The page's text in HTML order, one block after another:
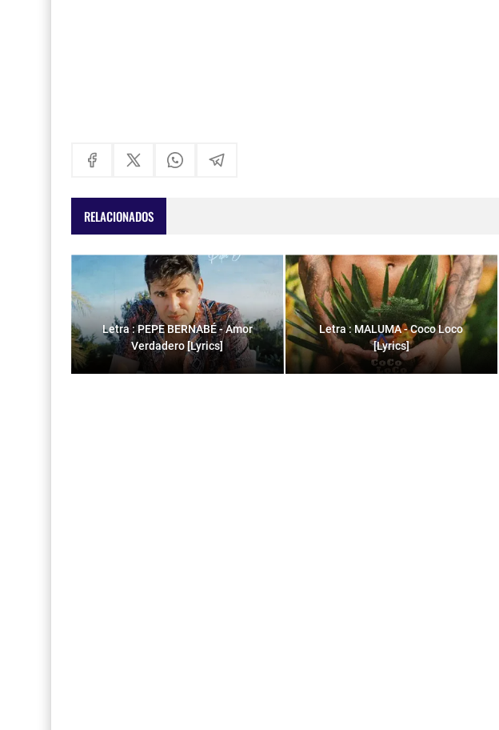
RELACIONADOS
Letra : PEPE BERNABÉ - Amor
Verdadero [Lyrics]
Letra : MALUMA - Coco Loco
[Lyrics]